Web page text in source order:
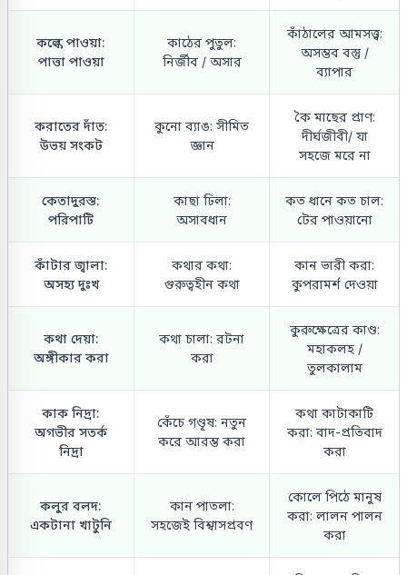
কল্কে পাওয়া:
পাত্তা পাওয়া
কাঠের পুতুল:
নির্জীব / অসার
কাঁঠালের আমসত্ত্ব:
অসম্ভব বস্তু /
ব্যাপার
করাতের দাঁত:
উভয় সংকট
কুনো ব্যাঙ: সীমিত
জ্ঞান
কৈ মাছের প্রাণ:
দীর্ঘজীবী/ যা
সহজে মরে না
কেতাদুরস্ত:
পরিপাটি
কাছা ঢিলা:
অসাবধান
কত ধানে কত চাল:
টের পাওয়ানো
কাঁটার জ্বালা:
অসহ্য দুঃখ
কথার কথা:
গুরুত্বহীন কথা
কান ভারী করা:
কুপরামর্শ দেওয়া
কথা দেয়া:
অঙ্গীকার করা
কথা চালা: রটনা
করা
কুরুক্ষেত্রের কাণ্ড:
মহাকলহ /
তুলকালাম
কাক নিদ্রা:
অগভীর সতর্ক
নিদ্রা
কেঁচে গণ্ডূষ: নতুন
করে আরম্ভ করা
কথা কাটাকাটি
করা: বাদ-প্রতিবাদ
করা
কলুর বলদ:
একটানা খাটুনি
কান পাতলা:
সহজেই বিশ্বাসপ্রবণ
কোলে পিঠে মানুষ
করা: লালন পালন
করা